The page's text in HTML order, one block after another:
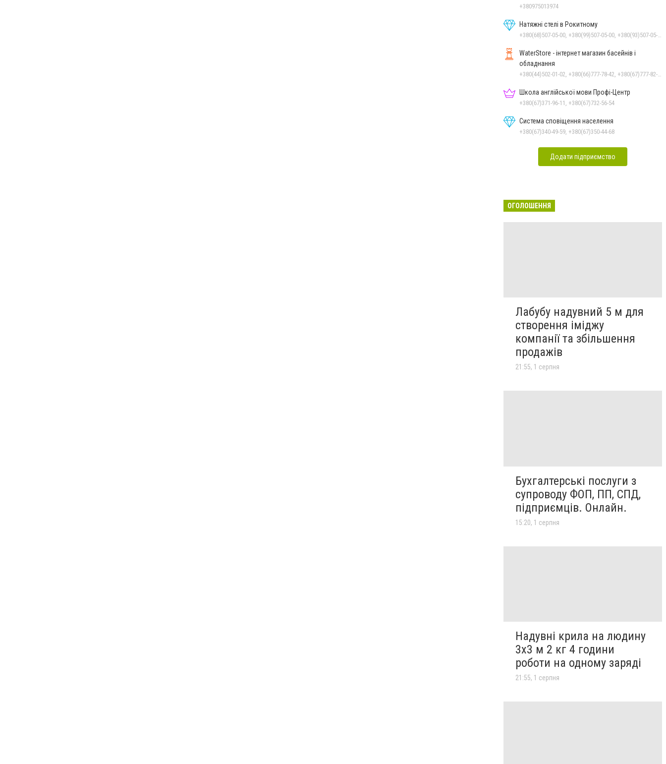
+380975013974
Натяжні стелі в Рокитному
+380(68)507-05-00, +380(99)507-05-00, +380(93)507-05-00
WaterStore - інтернет магазин басейнів і
обладнання
+380(44)502-01-02, +380(66)777-78-42, +380(67)777-82-19, +380(67)890-80-80, +380(73)890-80-80, +380(44)502-01-03
Школа англійської мови Профі-Центр
+380(67)371-96-11, +380(67)732-56-54
Система сповіщення населення
+380(67)340-49-59, +380(67)350-44-68
Додати підприємство
ОГОЛОШЕННЯ
Лабубу надувний 5 м для
створення іміджу
компанії та збільшення
продажів
21:55, 1 серпня
Бухгалтерські послуги з
супроводу ФОП, ПП, СПД,
підприємців. Онлайн.
15:20, 1 серпня
Надувні крила на людину
3х3 м 2 кг 4 години
роботи на одному заряді
21:55, 1 серпня